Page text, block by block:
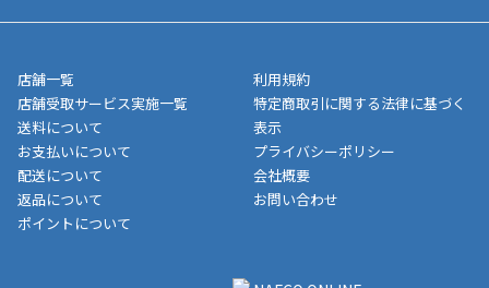
■商品によっては一部決済方法が使用できない場合がございま
す。
業日にてお引渡しとなります。(離島などの場合、例外もあります)
メーカー直送品など一部商品については、その他商品との購入に
制限がかかる場合がございます。また発送日についても、通常と
異なる場合がございます。対象商品の説明ページをご確認くださ
い。
■店舗受取をご選択いただいた場合
ご注文が確認出来次第、お受取される店舗在庫を使用してご準備
をさせていただきます。店舗に在庫がない場合は店舗よりお取り
いただく場合がございます。店舗準備でのお渡しとなる為、商品
店舗一覧
店舗受取サービス実施一覧
送料について
お支払いについて
配送について
返品について
ポイントについて
利用規約
特定商取引に関する法律に基づく
表示
プライバシーポリシー
会社概要
お問い合わせ